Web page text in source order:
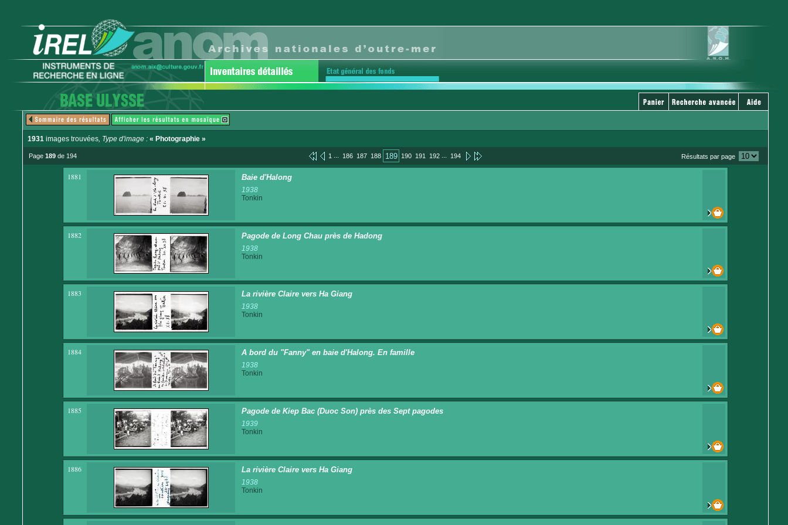
1931 images trouvées, Type d'image : « Photographie »
Page 189 de 194 1 ... 186 187 188 189 190 191 192 ... 194 Résultats par page
1881 Baie d'Halong
1938
Tonkin
1882 Pagode de Long Chau près de Hadong
1938
Tonkin
1883 La rivière Claire vers Ha Giang
1938
Tonkin
1884 A bord du "Fanny" en baie d'Halong. En famille
1938
Tonkin
1885 Pagode de Kiep Bac (Duoc Son) près des Sept pagodes
1939
Tonkin
1886 La rivière Claire vers Ha Giang
1938
Tonkin